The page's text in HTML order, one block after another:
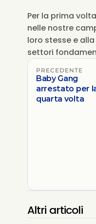
Per la prima
nelle nostre
loro stesse e
settori
PRECEDENTE
Baby Gang
arrestato per
quarta volta
Altri articoli